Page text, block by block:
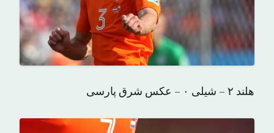
هلند ۲ – شیلی ۰ – عکس شرق پارسی